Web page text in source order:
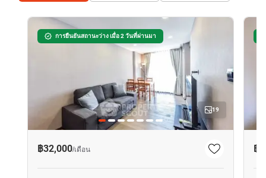
การยืนยันสถานะว่าง เมื่อ 2 วันที่ผ่านมา
19
฿32,000/เดือน ฿